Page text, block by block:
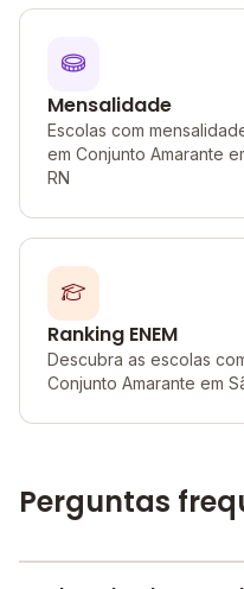
Mensalidade
Escolas com
em Conjunto Amarante
RN
Ranking ENEM
Descubra as escolas
Conjunto Amarante em
Perguntas